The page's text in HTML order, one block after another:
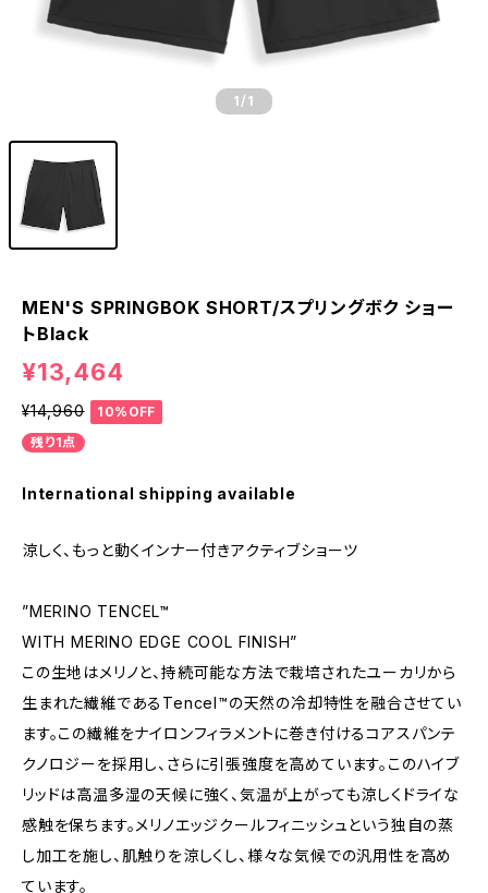
1 /1
MEN'S SPRINGBOK SHORT/スプリングボク ショー
トBlack
¥13,464
¥14,960
10%OFF
残り1点
International shipping available
涼しく、もっと動くインナー付きアクティブショーツ
”MERINO TENCEL™
WITH MERINO EDGE COOL FINISH”
この生地はメリノと、持続可能な方法で栽培されたユーカリから
生まれた繊維であるTencel™の天然の冷却特性を融合させてい
ます。この繊維をナイロンフィラメントに巻き付けるコアスパンテ
クノロジーを採用し、さらに引張強度を高めています。このハイブ
リッドは高温多湿の天候に強く、気温が上がっても涼しくドライな
感触を保ちます。メリノエッジクールフィニッシュという独自の蒸
し加工を施し、肌触りを涼しくし、様々な気候での汎用性を高め
ています。